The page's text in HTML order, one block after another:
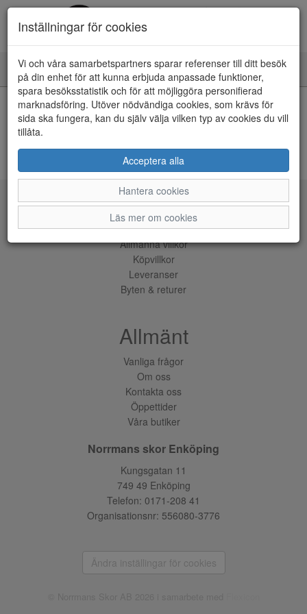
Toggle
navigation
HEM
Kunde inte hitta några artiklar...
ÅNGRA KÖP
Inställningar för cookies
Vi och våra samarbetspartners sparar referenser till ditt besök
på din enhet för att kunna erbjuda anpassade funktioner,
spara besöksstatistik och för att möjliggöra personifierad
marknadsföring. Utöver nödvändiga cookies, som krävs för
sida ska fungera, kan du själv välja vilken typ av cookies du vill
tillåta.
Acceptera alla
Hantera cookies
Läs mer om cookies
Tjänster
Allmänna villkor
Köpvillkor
Leveranser
Byten & returer
Allmänt
Vanliga frågor
Om oss
Kontakta oss
Öppettider
Våra butiker
Norrmans skor Enköping
Kungsgatan 11
749 49 Enköping
Telefon: 0171-208 41
Organisationsnr: 556080-3776
Ändra inställingar för cookies